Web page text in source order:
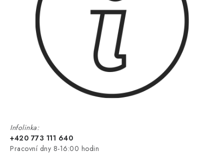
Infolinka:
+420 773 111 640
Pracovní dny 8-16:00 hodin